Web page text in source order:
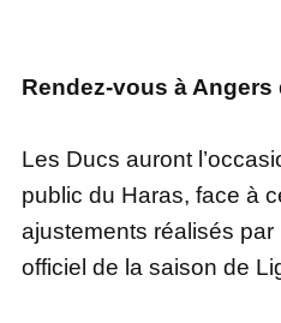
Rendez-vous à Angers
Les Ducs auront
public du Haras, face à
ajustements réalisés
officiel de la saison de